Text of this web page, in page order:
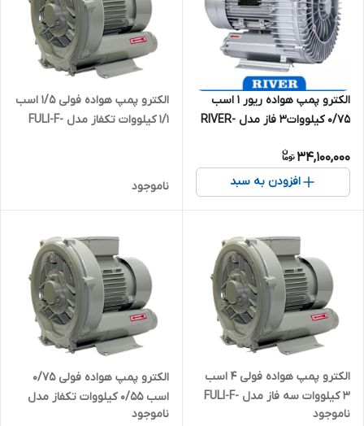
الکترو پمپ هواده ریور 1 اسب
0/75 کیلووات3 فاز مدل RIVER-
34,100,000
افزودن به سبد
الکترو پمپ هواده فولی 1/5 اسب
1/1 کیلووات تکفاز مدل FULI-F-
ناموجود
الکترو پمپ هواده فولی 4 اسب
3 کیلووات سه فاز مدل FULI-F-
HG-3000SB
ناموجود
الکترو پمپ هواده فولی 0/75
اسب 0/55 کیلووات تکفاز مدل
FULI-F-HG-550B
ناموجود